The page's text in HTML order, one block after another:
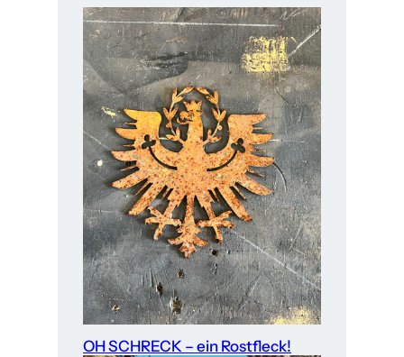
OH SCHRECK – ein Rostfleck!